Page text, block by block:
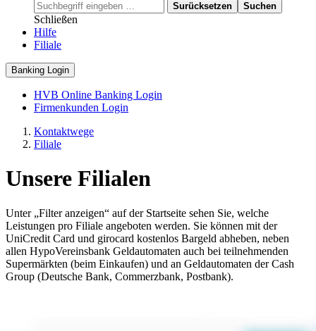
Surücksetzen
Suchen
Schließen
Hilfe
Filiale
Banking Login
HVB Online Banking Login
Firmenkunden Login
Kontaktwege
Filiale
Unsere Filialen
Unter „Filter anzeigen“ auf der Startseite sehen Sie, welche
Leistungen pro Filiale angeboten werden. Sie können mit der
UniCredit Card und girocard kostenlos Bargeld abheben, neben
allen HypoVereinsbank Geldautomaten auch bei teilnehmenden
Supermärkten (beim Einkaufen) und an Geldautomaten der Cash
Group (Deutsche Bank, Commerzbank, Postbank).